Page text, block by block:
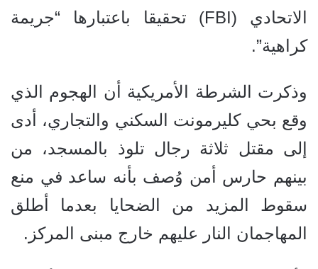
الاتحادي (FBI) تحقيقا باعتبارها “جريمة
كراهية”.
وذكرت الشرطة الأمريكية أن الهجوم الذي
وقع بحي كليرمونت السكني والتجاري، أدى
إلى مقتل ثلاثة رجال تلوذ بالمسجد، من
بينهم حارس أمن وُصف بأنه ساعد في منع
سقوط المزيد من الضحايا بعدما أطلق
المهاجمان النار عليهم خارج مبنى المركز.